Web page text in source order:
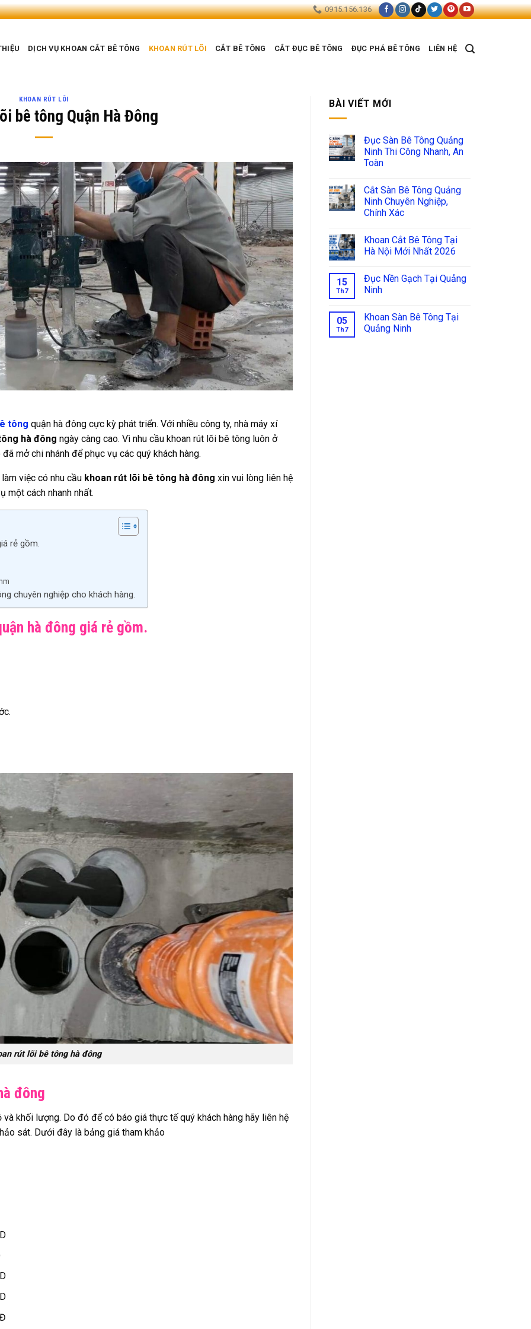
0915.156.136
DỊCH VỤ KHOAN CẮT BÊ TÔNG KHOAN RÚT LÕI CẮT BÊ TÔNG CẮT ĐỤC BÊ TÔNG ĐỤC PHÁ BÊ TÔNG LIÊN HỆ
KHOAN RÚT LÕI
bê tông Quận Hà Đông
tông quận hà đông cực kỳ phát triển. Với nhiều công ty, nhà máy xí
hà đông ngày càng cao. Vì nhu cầu khoan rút lõi bê tông luôn ở
mở chi nhánh để phục vụ các quý khách hàng.
việc có nhu cầu khoan rút lõi bê tông hà đông xin vui lòng liên hệ
cách nhanh nhất.
rẻ gồm.
chuyên nghiệp cho khách hàng.
hà đông giá rẻ gồm.
rút lõi bê tông hà đông
đông
khối lượng. Do đó để có báo giá thực tế quý khách hàng hãy liên hệ
sát. Dưới đây là bảng giá tham khảo
BÀI VIẾT MỚI
Đục Sàn Bê Tông Quảng
Ninh Thi Công Nhanh, An
Toàn
Cắt Sàn Bê Tông Quảng
Ninh Chuyên Nghiệp,
Chính Xác
Khoan Cắt Bê Tông Tại
Hà Nội Mới Nhất 2026
15
Th7
Đục Nền Gạch Tại Quảng
Ninh
05
Th7
Khoan Sàn Bê Tông Tại
Quảng Ninh